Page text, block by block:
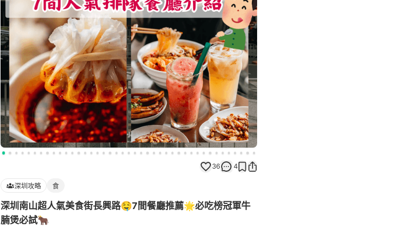
36 4
深圳攻略 食
深圳南山超人氣美食街長興路🤤7間餐廳推薦🌟必吃榜冠軍牛
腩煲必試🐂